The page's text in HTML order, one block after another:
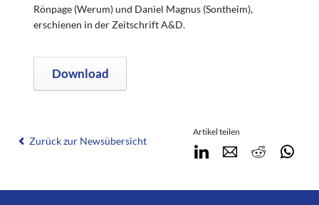
Rönpage (Werum) und Daniel Magnus (Sontheim),
erschienen in der Zeitschrift A&D.
Download
Artikel teilen
LinkedIn E-mail Reddit
Zurück zur Newsübersicht